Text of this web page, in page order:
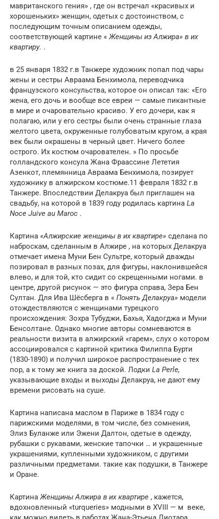
мавританского гения» , где он встречал «красивых и
хорошеньких» женщин, одетых с достоинством, с
последующим точным описанием одежды,
соответствующей картине «Женщины из Алжира» в их
квартиру. .
в 25 января 1832 г.в Танжере художник попал под чары
жены и сестры Авраама Бенхимола, переводчика
французского консульства, которое он описал так: «Его
жена, его дочь и вообще все евреи — самые пикантные
в мире и очаровательно красиво. У его дочери, как я
полагаю, или у его сестры были очень странные глаза
желтого цвета, окруженные голубоватым кругом, а края
век были окрашены в черный цвет. Ничего более
острого. Их костюм очарователен. » По просьбе
голландского консула Жана Фраассине Лететия
Азенкот, племянница Авраама Бенхимола, позирует
художнику в алжирском костюме.11 февраля 1832 г.в
Танжере. Впоследствии Делакруа был приглашен на
свадьбу, на которой в 1839 году родилась картина La
Noce Juive au Maroc .
Картина «Алжирские женщины в их квартире» сделана по
наброскам, сделанным в Алжире , на которых Делакруа
отмечает имена Муни Бен Сультре, который дважды
позировал в разных позах, для фигуры, наклонившейся
влево, и для той, кто сидит со скрещенными ногами. в
центре, другой рисунок — это фигура справа, Зера Бен
Султан. Для Ива Шёсберга в « Понять Делакруа» модели
отождествляются с женщинами турецкого
происхождения: Зохра Тубуджи, Бахья, Хадогджа и Муни
Бенсолтане. Однако многие авторы сомневаются в
реальности визита в алжирский «гарем», слух о котором
ассоциировался с картиной критика Филиппа Бурти
(1830-1890) и получил широкое распространение с тех
пор, а к тому же книга за доской. Лодки La Perle,
указывающие входы и выходы Делакруа, не дают ему
времени рисовать на суше.
Картина написана маслом в Париже в 1834 году с
парижскими моделями, в том числе, без сомнения,
Элиз Буланже или Эжени Далтон, одетые в одежду,
рубашки с рукавами, женские тапочки … и украшенные
украшениями, купленными художником, с другими
различными предметами. такие как подушки, в Танжере
и Оране.
КартинаЖенщины Алжира в их квартире , кажется,
вдохновленный «turqueries» модными в XVIII — м веке,